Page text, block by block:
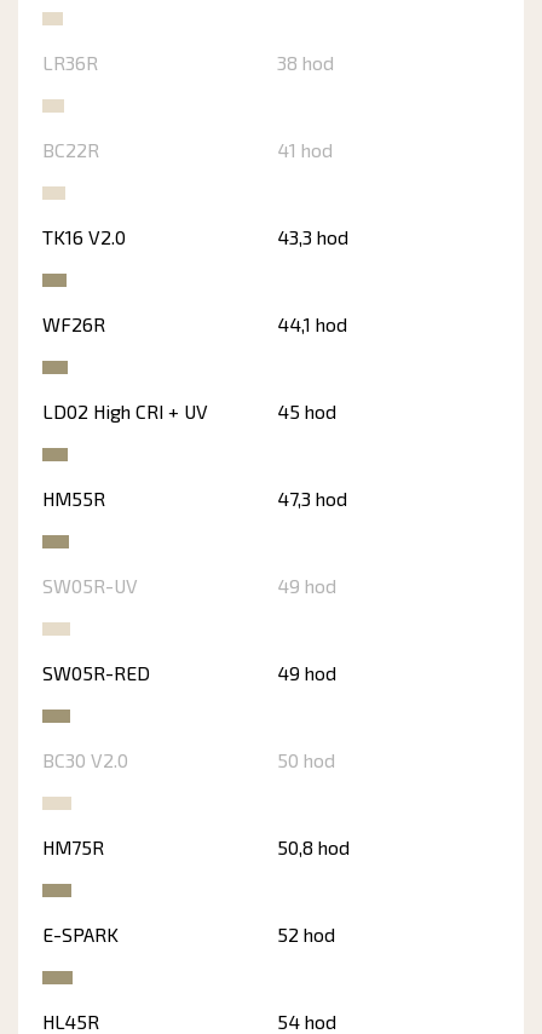
LR36R 38 hod
BC22R 41 hod
TK16 V2.0 43,3 hod
WF26R 44,1 hod
LD02 High CRI + UV 45 hod
HM55R 47,3 hod
SW05R-UV 49 hod
SW05R-RED 49 hod
BC30 V2.0 50 hod
HM75R 50,8 hod
E-SPARK 52 hod
HL45R 54 hod